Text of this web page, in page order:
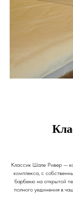
Классик Шале Ривер —
комплекса, с
барбекю на открытой
полного уединения в